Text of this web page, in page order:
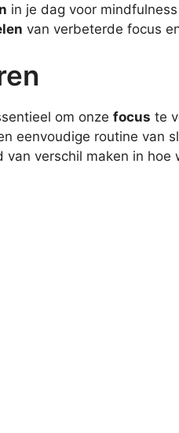
in je dag voor
van verbeterde focus
om onze focus te
eenvoudige routine van
verschil maken in